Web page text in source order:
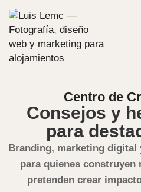
Centro de
Consejos y
para
Branding, marketing digital
para quienes construyen
pretenden crear